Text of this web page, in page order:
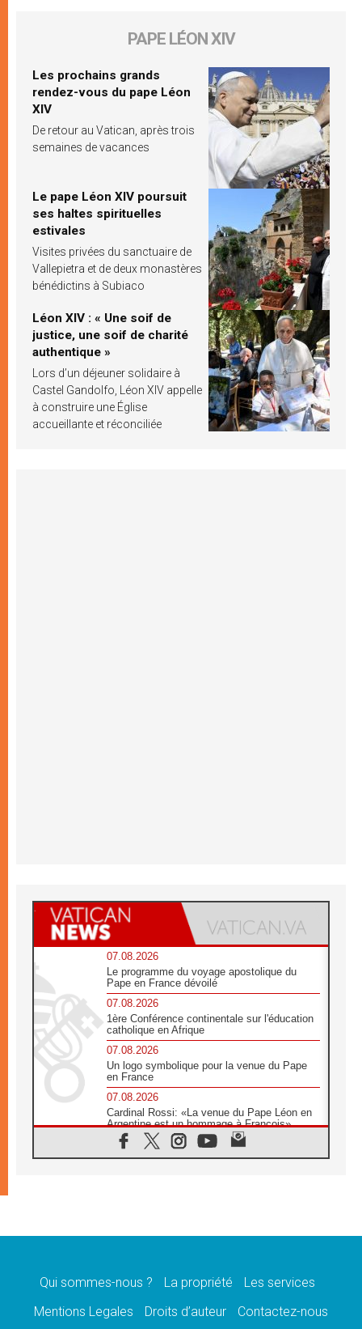
PAPE LÉON XIV
Les prochains grands
rendez-vous du pape Léon
XIV
De retour au Vatican, après trois
semaines de vacances
Le pape Léon XIV poursuit
ses haltes spirituelles
estivales
Visites privées du sanctuaire de
Vallepietra et de deux monastères
bénédictins à Subiaco
Léon XIV : « Une soif de
justice, une soif de charité
authentique »
Lors d’un déjeuner solidaire à
Castel Gandolfo, Léon XIV appelle
à construire une Église
accueillante et réconciliée
07.08.2026
Le programme du voyage apostolique du
Pape en France dévoilé
07.08.2026
1ère Conférence continentale sur l'éducation
catholique en Afrique
07.08.2026
Un logo symbolique pour la venue du Pape
en France
07.08.2026
Cardinal Rossi: «La venue du Pape Léon en
Argentine est un hommage à François»
07.08.2026
Hiroshima et Nagasaki, 81 ans après,
pour relever les «défis urgents»
À Sainte-Marie-Majeure, la grâce de Dieu
Qui sommes-nous ? La propriété
Les services
Mentions Legales
Droits d’auteur Contactez-nous